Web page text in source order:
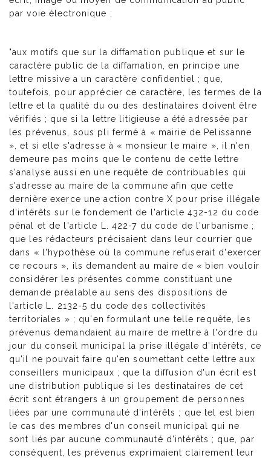
par voie électronique ;
"aux motifs que sur la diffamation publique et sur le
caractère public de la diffamation, en principe une
lettre missive a un caractère confidentiel ; que,
toutefois, pour apprécier ce caractère, les termes de la
lettre et la qualité du ou des destinataires doivent être
vérifiés ; que si la lettre litigieuse a été adressée par
les prévenus, sous pli fermé à « mairie de Pelissanne
», et si elle s'adresse à « monsieur le maire », il n'en
demeure pas moins que le contenu de cette lettre
s'analyse aussi en une requête de contribuables qui
s'adresse au maire de la commune afin que cette
dernière exerce une action contre X pour prise illégale
d'intérêts sur le fondement de l'article 432-12 du code
pénal et de l'article L. 422-7 du code de l'urbanisme ;
que les rédacteurs précisaient dans leur courrier que
dans « l'hypothèse où la commune refuserait d'exercer
ce recours », ils demandent au maire de « bien vouloir
considérer les présentes comme constituant une
demande préalable au sens des dispositions de
l'article L. 2132-5 du code des collectivités
territoriales » ; qu'en formulant une telle requête, les
prévenus demandaient au maire de mettre à l'ordre du
jour du conseil municipal la prise illégale d'intérêts, ce
qu'il ne pouvait faire qu'en soumettant cette lettre aux
conseillers municipaux ; que la diffusion d'un écrit est
une distribution publique si les destinataires de cet
écrit sont étrangers à un groupement de personnes
liées par une communauté d'intérêts ; que tel est bien
le cas des membres d'un conseil municipal qui ne
sont liés par aucune communauté d'intérêts ; que, par
conséquent, les prévenus exprimaient clairement leur